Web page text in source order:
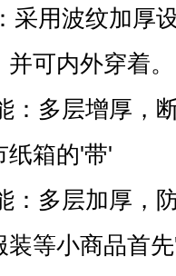
采用波纹加厚
可内外穿着。
：多层增厚，
纸箱的'带'
：多层加厚，
等小商品首